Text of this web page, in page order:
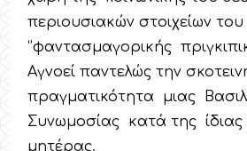
περιουσιακών στοιχείων του
‘’φαντασμαγορικής
Αγνοεί παντελώς την
πραγματικότητα μιας
Συνωμοσίας κατά της ίδιας
μητέρας.